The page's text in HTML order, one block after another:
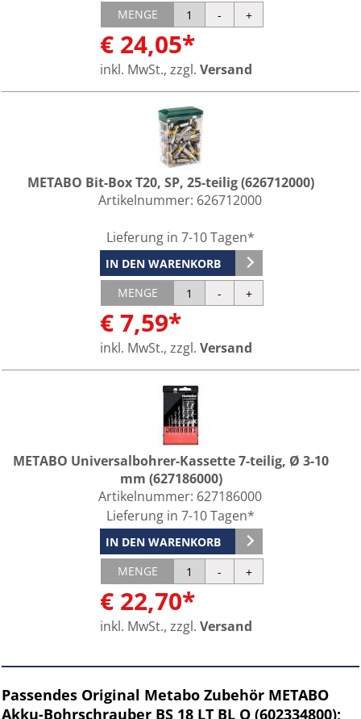
MENGE
€ 24,05*
inkl. MwSt., zzgl. Versand
METABO Bit-Box T20, SP, 25-teilig (626712000)
Artikelnummer: 626712000
Lieferung in 7-10 Tagen*
IN DEN WARENKORB
MENGE
€ 7,59*
inkl. MwSt., zzgl. Versand
METABO Universalbohrer-Kassette 7-teilig, Ø 3-10
mm (627186000)
Artikelnummer: 627186000
Lieferung in 7-10 Tagen*
IN DEN WARENKORB
MENGE
€ 22,70*
inkl. MwSt., zzgl. Versand
Passendes Original Metabo Zubehör METABO
Akku-Bohrschrauber BS 18 LT BL Q (602334800);